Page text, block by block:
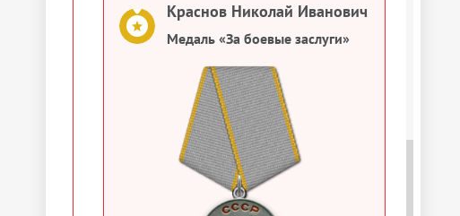
Краснов Николай Иванович
Медаль «За боевые заслуги»